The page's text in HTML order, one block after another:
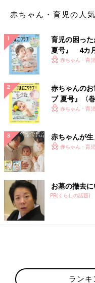
赤ちゃん・育児の人
育児の困っ
夏号』 4カ
いっぱい！
赤ちゃん・育児
赤ちゃんの
ブ 夏号』〈
く！ おっぱ
赤ちゃん・育児
赤ちゃんが生
赤ちゃん・育児
お墓の撤去
PR(くらしの話題)
ラン